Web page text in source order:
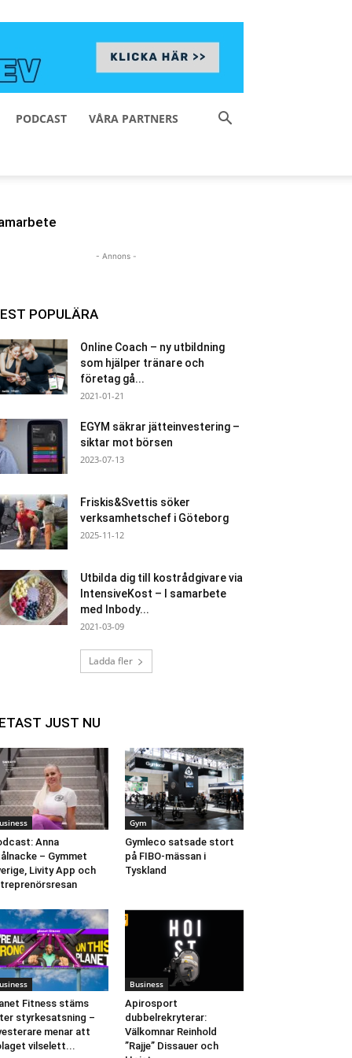
PODCAST VÅRA PARTNERS
- Annons -
POPULÄRA
Online Coach – ny utbildning
som hjälper tränare och
företag gå...
2021-01-21
EGYM säkrar jätteinvestering –
siktar mot börsen
2023-07-13
Friskis&Svettis söker
verksamhetschef i Göteborg
2025-11-12
Utbilda dig till kostrådgivare via
IntensiveKost – I samarbete
med Inbody...
2021-03-09
Ladda fler
JUST NU
Anna
– Gymmet
Livity App och
Gym
Gymleco satsade stort
på FIBO-mässan i
Tyskland
Fitness stäms
styrkesatsning –
menar att
vilselett...
Business
Apirosport
dubbelrekryterar:
Välkomnar Reinhold
”Rajje” Dissauer och